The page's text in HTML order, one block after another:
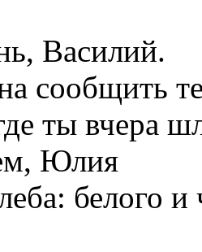
Василий.
сообщить
ты вчера
Юлия
белого и